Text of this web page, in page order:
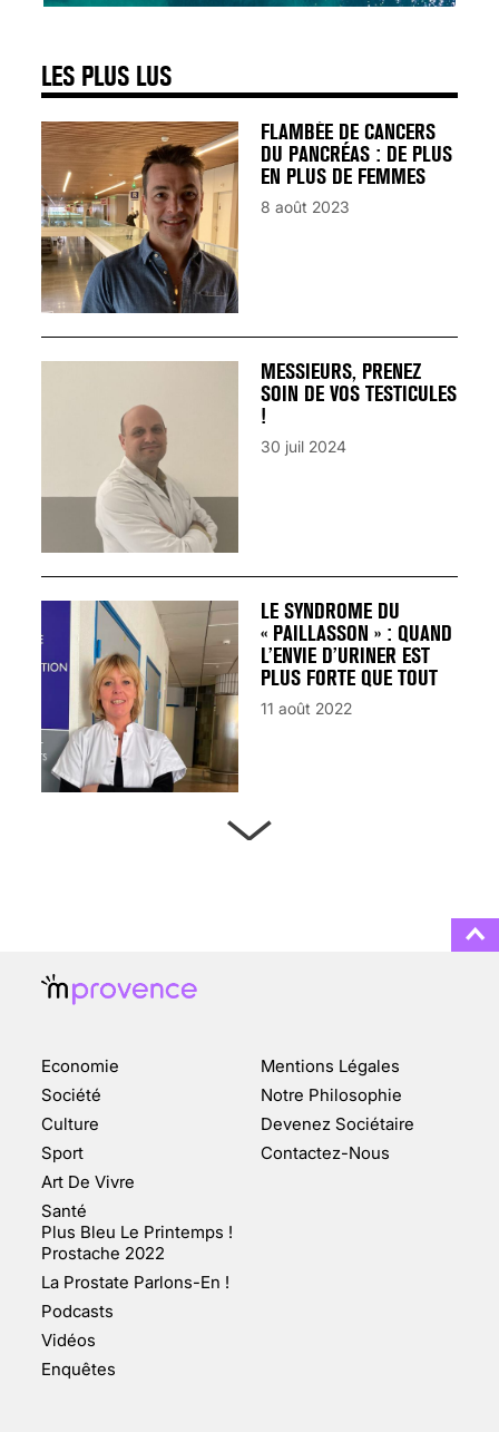
LES PLUS LUS
FLAMBÉE DE CANCERS
DU PANCRÉAS : DE PLUS
EN PLUS DE FEMMES
8 août 2023
MESSIEURS, PRENEZ
SOIN DE VOS TESTICULES
!
30 juil 2024
LE SYNDROME DU
« PAILLASSON » : QUAND
L’ENVIE D’URINER EST
PLUS FORTE QUE TOUT
11 août 2022
CHANGEMENT DE SEXE :
DES DEMANDES
TOUJOURS PLUS
NOMBREUSES
Economie
Société
Culture
Sport
Art De Vivre
Santé
Plus Bleu Le Printemps !
Prostache 2022
La Prostate Parlons-En !
Podcasts
Vidéos
Enquêtes
Mentions Légales
Notre Philosophie
Devenez Sociétaire
Contactez-Nous